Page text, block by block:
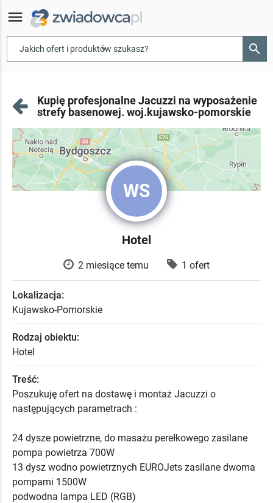
menu
▾ search
Kupię profesjonalne Jacuzzi na wyposażenie
strefy basenowej. woj.kujawsko-pomorskie
WS
Hotel
2 miesiące temu 1 ofert
Lokalizacja:
Kujawsko-Pomorskie
Rodzaj obiektu:
Hotel
Treść:
Poszukuję ofert na dostawę i montaż Jacuzzi o
następujących parametrach :
24 dysze powietrzne, do masażu perełkowego zasilane
pompa powietrza 700W
13 dysz wodno powietrznych EUROJets zasilane dwoma
pompami 1500W
podwodna lampa LED (RGB)